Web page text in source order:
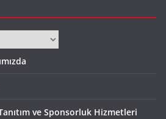
ve Sponsorluk Hizmetleri